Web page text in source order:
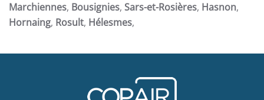
Marchiennes, Bousignies, Sars-et-Rosières, Hasnon,
Hornaing, Rosult, Hélesmes,